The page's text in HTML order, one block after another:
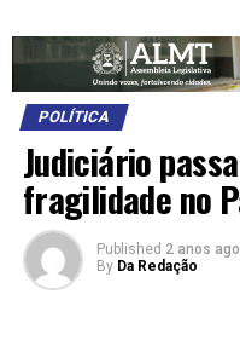
POLÍTICA
Judiciário
fragilidade no
Published 2 anos ago
By Da Redação